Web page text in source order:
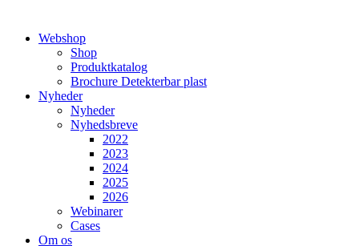
Webshop
Shop
Produktkatalog
Brochure Detekterbar plast
Nyheder
Nyheder
Nyhedsbreve
2022
2023
2024
2025
2026
Webinarer
Cases
Om os